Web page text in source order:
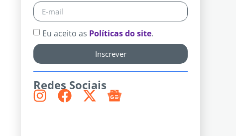
Eu aceito as Políticas do site.
Inscrever
Redes Sociais